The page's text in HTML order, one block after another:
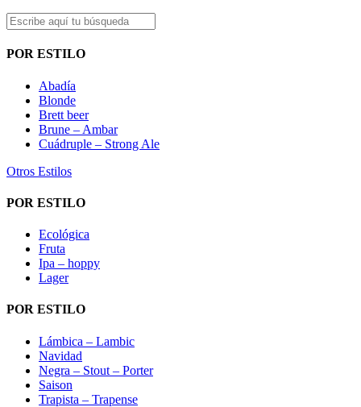
POR ESTILO
Abadía
Blonde
Brett beer
Brune – Ambar
Cuádruple – Strong Ale
Otros Estilos
POR ESTILO
Ecológica
Fruta
Ipa – hoppy
Lager
POR ESTILO
Lámbica – Lambic
Navidad
Negra – Stout – Porter
Saison
Trapista – Trapense